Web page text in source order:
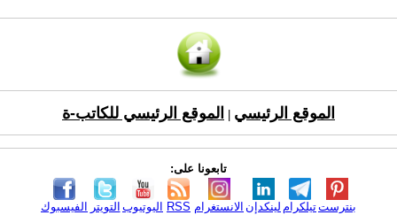
الموقع الرئيسي الموقع الرئيسي للكاتب-ة
تابعونا على:
الفيسبوك التويتر اليوتيوب RSS الانستغرام لينكدإن تيلكرامبنترست